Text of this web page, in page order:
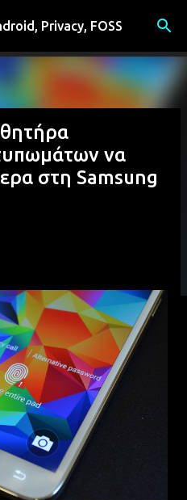
περιεχόμενο
Privacy, FOSS
να
στη Samsung